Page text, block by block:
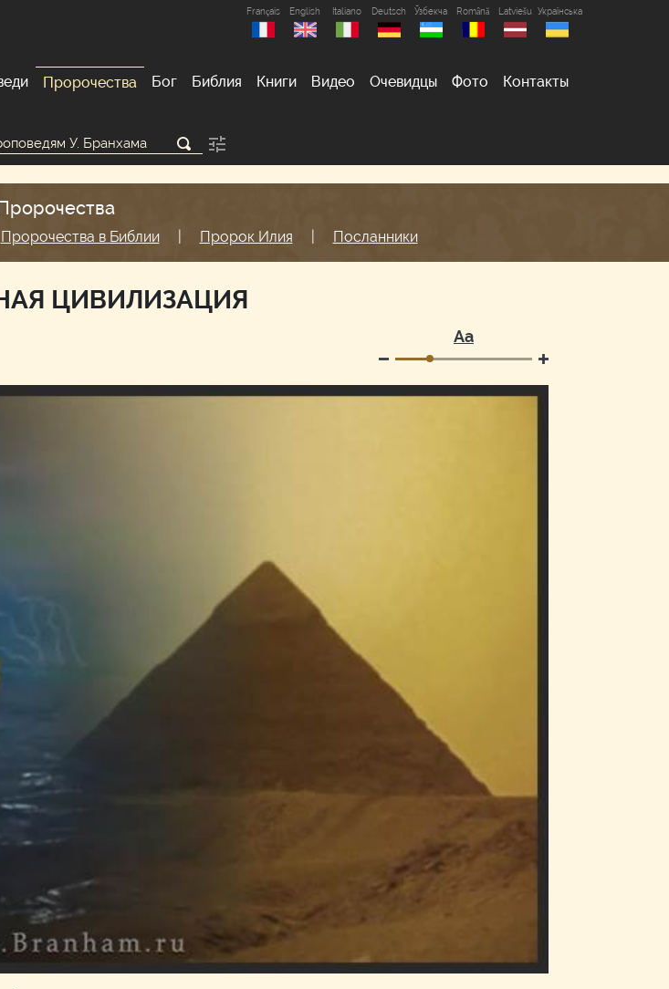
Français English Italiano Deutsch Ўзбекча Română Latviešu Українська
Пророчества Бог Библия Книги Видео Очевидцы Фото Контакты
Пророчества в Библии Пророк Илия Посланники
ЦИВИЛИЗАЦИЯ
Аа